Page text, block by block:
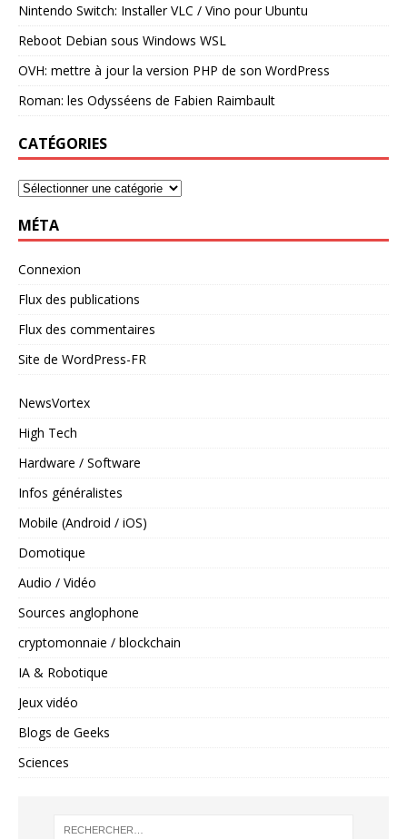
Nintendo Switch: Installer VLC / Vino pour Ubuntu
Reboot Debian sous Windows WSL
OVH: mettre à jour la version PHP de son WordPress
Roman: les Odysséens de Fabien Raimbault
CATÉGORIES
MÉTA
Connexion
Flux des publications
Flux des commentaires
Site de WordPress-FR
NewsVortex
High Tech
Hardware / Software
Infos généralistes
Mobile (Android / iOS)
Domotique
Audio / Vidéo
Sources anglophone
cryptomonnaie / blockchain
IA & Robotique
Jeux vidéo
Blogs de Geeks
Sciences